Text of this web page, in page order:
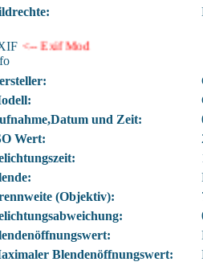
<-- Exif Mod
und Zeit:
Wert:
(Objektiv):
Blendenöffnungswert: